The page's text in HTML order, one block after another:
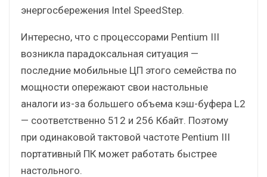
энергосбережения Intel SpeedStep.
Интересно, что с процессорами Pentium III
возникла парадоксальная ситуация —
последние мобильные ЦП этого семейства по
мощности опережают свои настольные
аналоги из-за большего объема кэш-буфера L2
— соответственно 512 и 256 Кбайт. Поэтому
при одинаковой тактовой частоте Pentium III
портативный ПК может работать быстрее
настольного.